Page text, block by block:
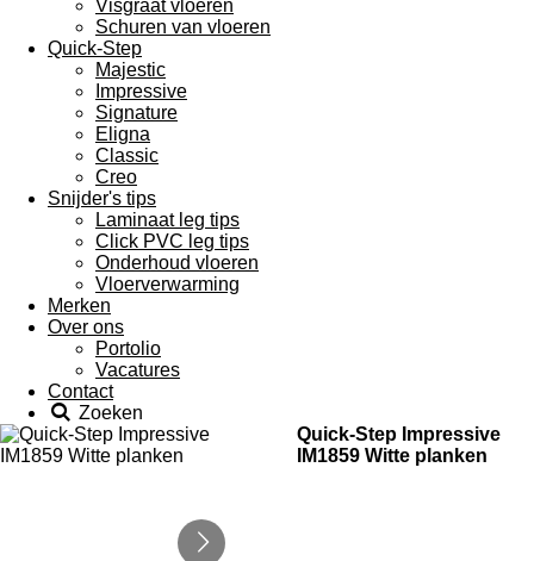
Visgraat vloeren
Schuren van vloeren
Quick-Step
Majestic
Impressive
Signature
Eligna
Classic
Creo
Snijder's tips
Laminaat leg tips
Click PVC leg tips
Onderhoud vloeren
Vloerverwarming
Merken
Over ons
Portolio
Vacatures
Contact
Zoeken
Quick-Step Impressive
IM1859 Witte planken